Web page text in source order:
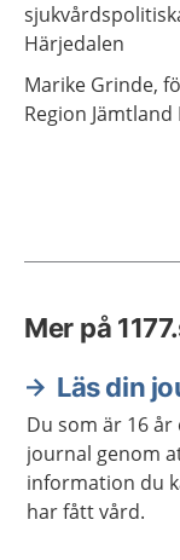
Härjedalen
Marike Grinde,
Region
Mer på
Läs din
Du som är 16
journal genom
information du
har fått vård.